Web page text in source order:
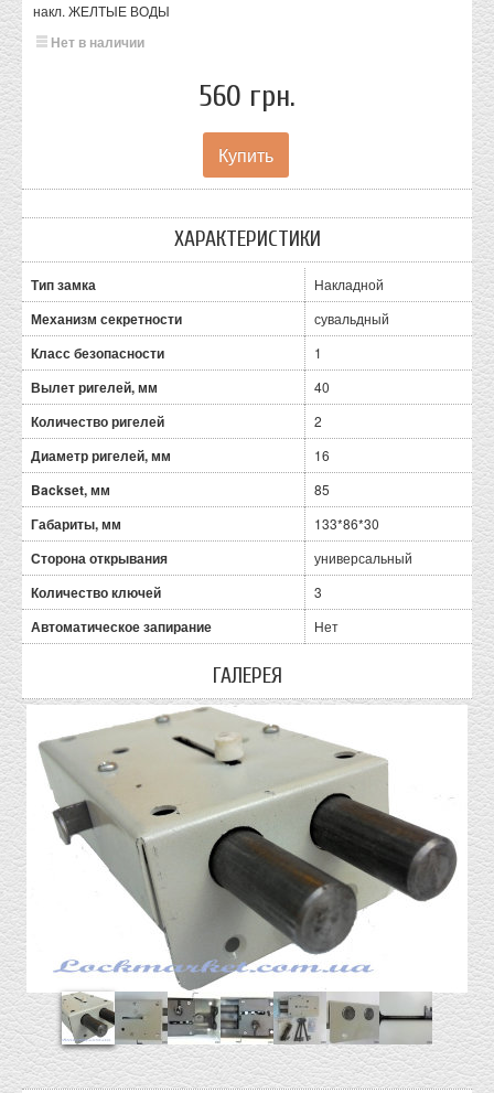
накл. ЖЕЛТЫЕ ВОДЫ
Нет в наличии
560 грн.
ХАРАКТЕРИСТИКИ
Тип замка Накладной
Механизм секретности сувальдный
Класс безопасности 1
Вылет ригелей, мм 40
Количество ригелей 2
Диаметр ригелей, мм 16
Backset, мм 85
Габариты, мм 133*86*30
Сторона открывания универсальный
Количество ключей 3
Автоматическое запирание Нет
ГАЛЕРЕЯ